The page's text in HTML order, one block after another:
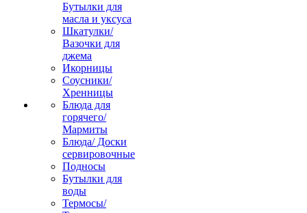
Бутылки для
масла и уксуса
Шкатулки/
Вазочки для
джема
Икорницы
Соусники/
Хренницы
Блюда для
горячего/
Мармиты
Блюда/ Доски
сервировочные
Подносы
Бутылки для
воды
Термосы/